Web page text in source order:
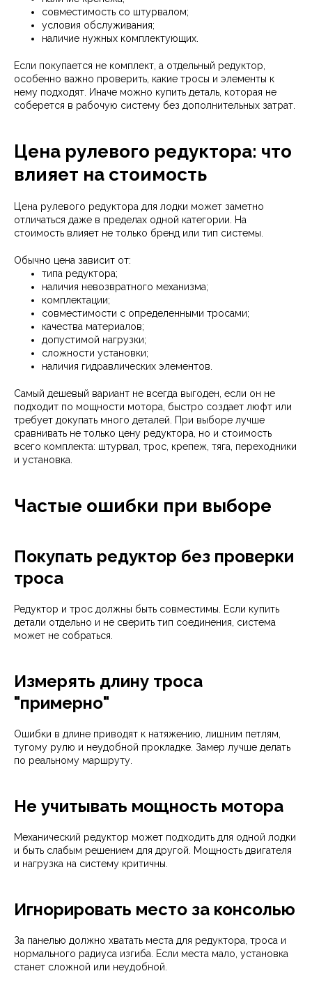
совместимость со штурвалом;
условия обслуживания;
наличие нужных комплектующих.
Если покупается не комплект, а отдельный редуктор,
особенно важно проверить, какие тросы и элементы к
нему подходят. Иначе можно купить деталь, которая не
соберется в рабочую систему без дополнительных затрат.
Цена рулевого редуктора: что
влияет на стоимость
Цена рулевого редуктора для лодки может заметно
отличаться даже в пределах одной категории. На
стоимость влияет не только бренд или тип системы.
Обычно цена зависит от:
типа редуктора;
наличия невозвратного механизма;
комплектации;
совместимости с определенными тросами;
качества материалов;
допустимой нагрузки;
сложности установки;
наличия гидравлических элементов.
Самый дешевый вариант не всегда выгоден, если он не
подходит по мощности мотора, быстро создает люфт или
требует докупать много деталей. При выборе лучше
сравнивать не только цену редуктора, но и стоимость
всего комплекта: штурвал, трос, крепеж, тяга, переходники
и установка.
Частые ошибки при выборе
Покупать редуктор без проверки
троса
Редуктор и трос должны быть совместимы. Если купить
детали отдельно и не сверить тип соединения, система
может не собраться.
Измерять длину троса
"примерно"
Ошибки в длине приводят к натяжению, лишним петлям,
тугому рулю и неудобной прокладке. Замер лучше делать
по реальному маршруту.
Не учитывать мощность мотора
Механический редуктор может подходить для одной лодки
и быть слабым решением для другой. Мощность двигателя
и нагрузка на систему критичны.
Игнорировать место за консолью
За панелью должно хватать места для редуктора, троса и
нормального радиуса изгиба. Если места мало, установка
станет сложной или неудобной.